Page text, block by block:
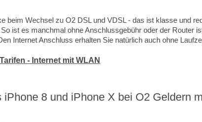
beim Wechsel zu O2 DSL und VDSL - das ist klasse und
ist es manchmal ohne Anschlussgebühr oder der Router
Internet Anschluss erhalten Sie natürlich auch ohne
- Internet mit WLAN
iPhone 8 und iPhone X bei O2 Geldern